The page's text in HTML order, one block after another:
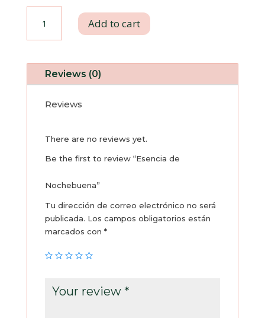
Esencia
Nochebuena
quantity
Add to cart
Reviews (0)
Reviews
There are no reviews yet.
Be the first to review “Esencia de
Nochebuena”
Tu dirección de correo electrónico no será
publicada. Los campos obligatorios están
marcados con *